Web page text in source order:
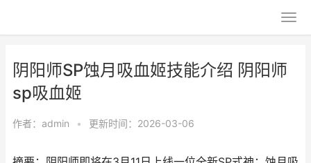
阴阳师SP蚀月吸血姬技能介绍 阴阳师
sp吸血姬
作者： admin • 更新时间：2026-03-06